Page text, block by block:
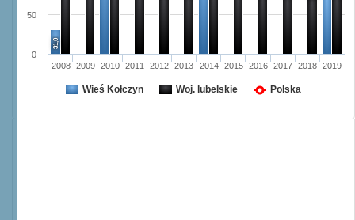
31,0
2008 2009 2010 2011 2012 2013 2014 2015 2016 2017 2018 2019
0
50
Wieś Kołczyn Woj. lubelskie Polska